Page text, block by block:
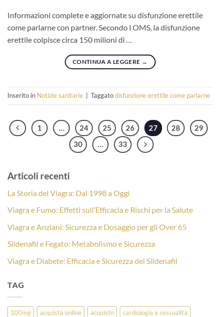
Informazioni complete e aggiornate su disfunzione erettile
come parlarne con partner. Secondo l OMS, la disfunzione
erettile colpisce circa 150 milioni di …
CONTINUA A LEGGERE →
Inserito in Notizie sanitarie Taggatodisfunzione erettile come parlarne
1 … 24 25 26 27 28
29
30
… 33
Articoli recenti
La Storia del Viagra: Dal 1998 a Oggi
Viagra e Fumo: Effetti sull’Efficacia e Rischi per la Salute
Viagra e Anziani: Sicurezza e Dosaggio per gli Over 65
Sildenafil e Fegato: Metabolismo e Sicurezza
Viagra e Diabete: Efficacia e Sicurezza del Sildenafil
TAG
100mg acquista online acquisto
cardiologia e sessualita